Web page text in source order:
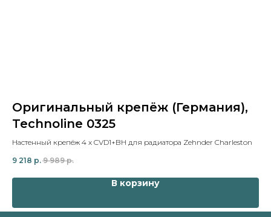
Оригинальный крепёж (Германия),
Technoline 0325
Настенный крепёж 4 x CVD1+BH для радиатора Zehnder Charleston
9 218 р. 9 989 р.
В корзину